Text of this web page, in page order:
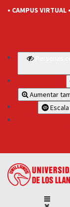
• CAMPUS VIRTUAL
Aumentar